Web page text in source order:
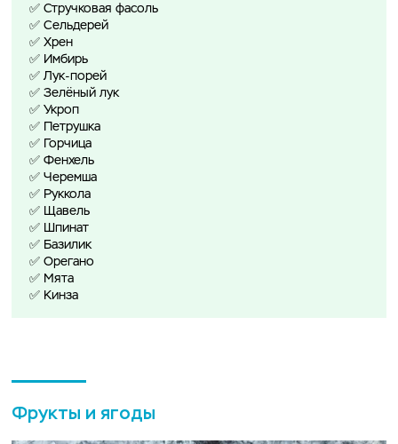
✅ Стручковая фасоль
✅ Сельдерей
✅ Хрен
✅ Имбирь
✅ Лук-порей
✅ Зелёный лук
✅ Укроп
✅ Петрушка
✅ Горчица
✅ Фенхель
✅ Черемша
✅ Руккола
✅ Щавель
✅ Шпинат
✅ Базилик
✅ Орегано
✅ Мята
✅ Кинза
Фрукты и ягоды